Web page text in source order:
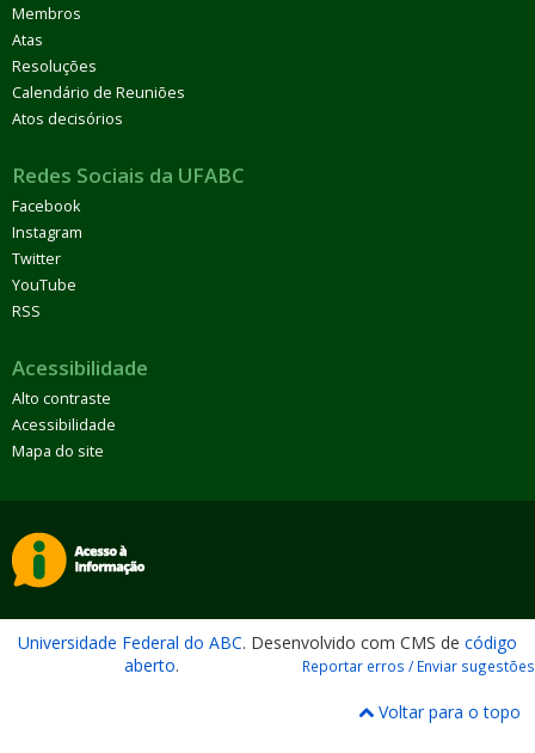
Membros
Atas
Resoluções
Calendário de Reuniões
Atos decisórios
Redes Sociais da UFABC
Facebook
Instagram
Twitter
YouTube
RSS
Acessibilidade
Alto contraste
Acessibilidade
Mapa do site
Universidade Federal do ABC. Desenvolvido com CMS de código
aberto. Reportar erros / Enviar sugestões
Voltar para o topo